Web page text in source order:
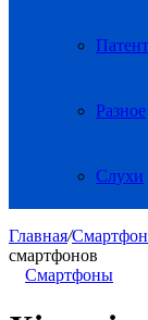
Разное
Слухи
Главная/
смартфонов
Смартфоны